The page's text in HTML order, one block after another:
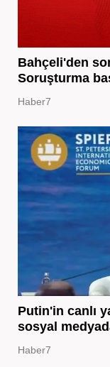
Bahçeli'den
Soruşturma
Haber7
Putin'in canlı
sosyal
Haber7